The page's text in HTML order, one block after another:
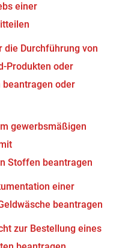
einer
die Durchführung von
Produkten oder
oder
gewerbsmäßigen
Stoffen beantragen
einer
beantragen
zur Bestellung eines